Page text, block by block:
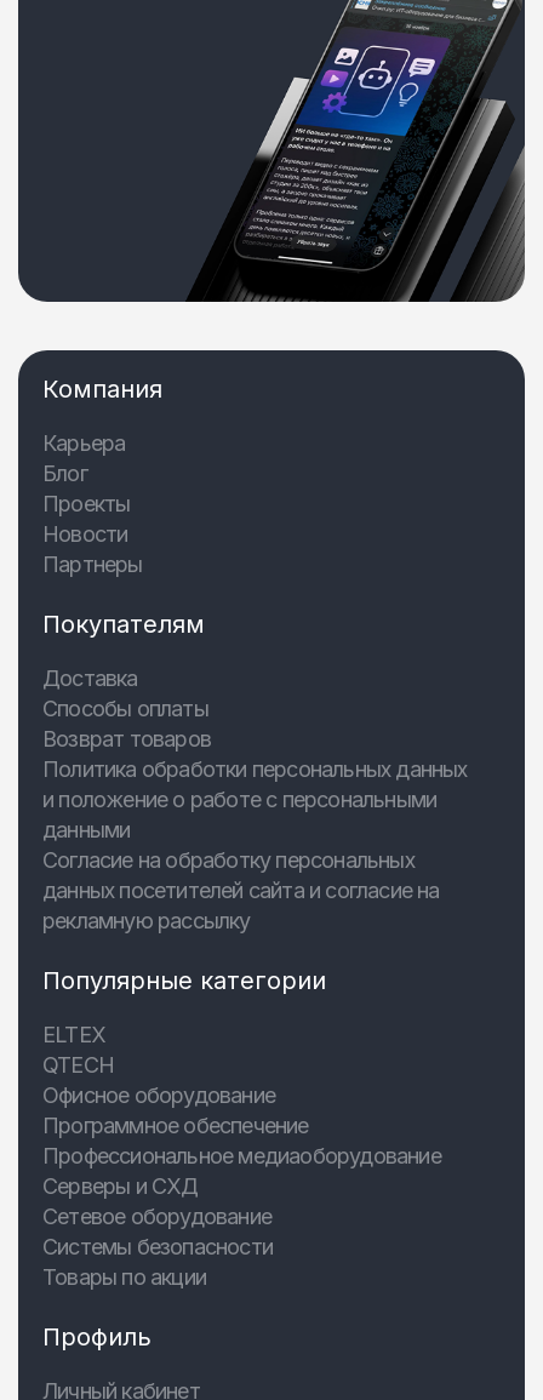
Компания
Карьера
Блог
Проекты
Новости
Партнеры
Покупателям
Доставка
Способы оплаты
Возврат товаров
Политика обработки персональных данных
и положение о работе с персональными
данными
Согласие на обработку персональных
данных посетителей сайта и согласие на
рекламную рассылку
Популярные категории
ELTEX
QTECH
Офисное оборудование
Программное обеспечение
Профессиональное медиаоборудование
Серверы и СХД
Сетевое оборудование
Системы безопасности
Товары по акции
Профиль
Личный кабинет